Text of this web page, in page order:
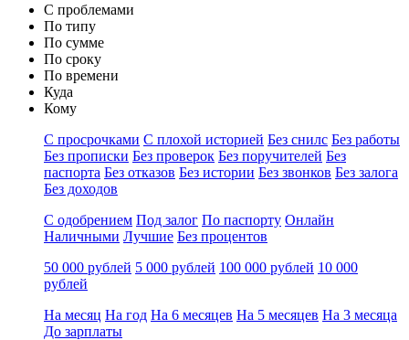
С проблемами
По типу
По сумме
По сроку
По времени
Куда
Кому
С просрочками С плохой историей Без снилс Без работы
Без прописки Без проверок Без поручителей Без
паспорта Без отказов Без истории Без звонков Без залога
Без доходов
С одобрением Под залог По паспорту Онлайн
Наличными Лучшие Без процентов
50 000 рублей 5 000 рублей 100 000 рублей 10 000
рублей
На месяц На год На 6 месяцев На 5 месяцев На 3 месяца
До зарплаты